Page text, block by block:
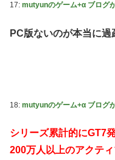
17: mutyunのゲーム+α ブログ
PC版ないのが本当に
18: mutyunのゲーム+α ブログ
シリーズ累計的にGT7
200万人以上のアクテ